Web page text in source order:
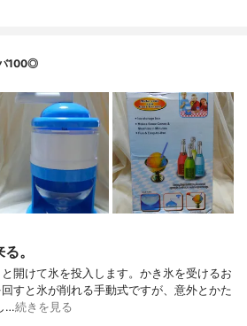
100◎
。
開けて氷を投入します。かき氷を受けるお
すと氷が削れる手動式ですが、意外とかた
…続きを見る